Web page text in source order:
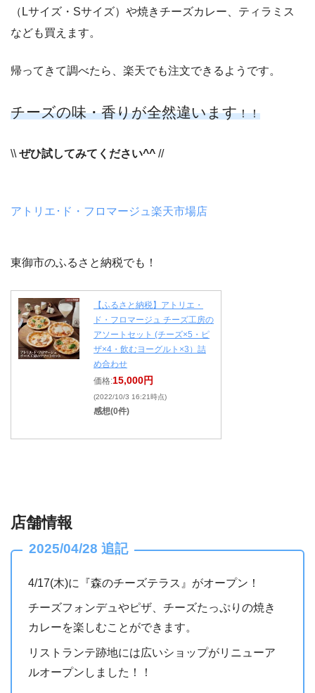
（Lサイズ・Sサイズ）や焼きチーズカレー、ティラミス
なども買えます。
帰ってきて調べたら、楽天でも注文できるようです。
チーズの味・香りが全然違います！！
\\ぜひ試してみてください^^ //
アトリエ･ド・フロマージュ楽天市場店
東御市のふるさと納税でも！
【ふるさと納税】アトリエ・
ド・フロマージュ チーズ工房の
アソートセット (チーズ×5・ピ
ザ×4・飲むヨーグルト×3）詰
め合わせ
価格:15,000円
(2022/10/3 16:21時点)
感想(0件)
店舗情報
2025/04/28 追記
4/17(木)に『森のチーズテラス』がオープン！
チーズフォンデュやピザ、チーズたっぷりの焼き
カレーを楽しむことができます。
リストランテ跡地には広いショップがリニューア
ルオープンしました！！